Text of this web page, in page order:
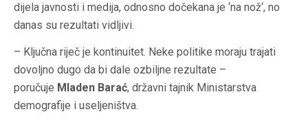
dijela javnosti i medija, odnosno dočekana je ‘na nož‘, no
danas su rezultati vidljivi.
– Ključna riječ je kontinuitet. Neke politike moraju trajati
dovoljno dugo da bi dale ozbiljne rezultate –
poručuje Mladen Barać, državni tajnik Ministarstva
demografije i useljeništva.